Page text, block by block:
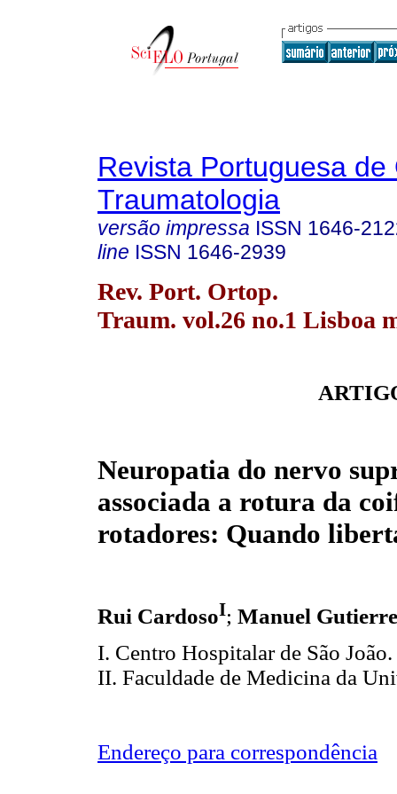
Revista Portuguesa de
Traumatologia
versão impressa ISSN 1646-
line ISSN 1646-2939
Rev. Port. Ortop.
Traum. vol.26 no.1 Lisboa
Neuropatia do nervo
associada a rotura da
rotadores: Quando
Rui CardosoI; Manuel
I. Centro Hospitalar de São João.
II. Faculdade de Medicina da
Endereço para correspondência